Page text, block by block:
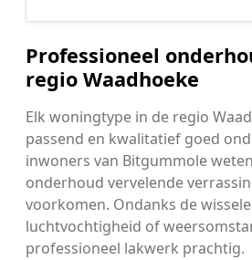
Professioneel
regio Waadhoeke
Elk woningtype in de regio
passend en kwalitatief goed
inwoners van Bitgummole
onderhoud vervelende
voorkomen. Ondanks de
luchtvochtigheid of
professioneel lakwerk prachtig.